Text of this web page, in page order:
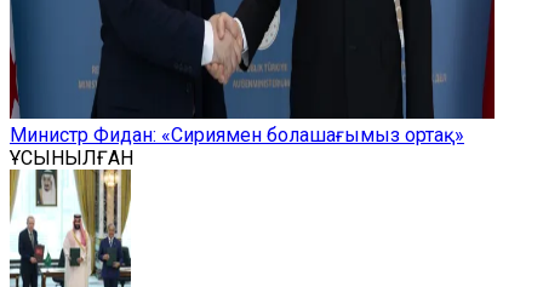
Министр Фидан: «Сириямен болашағымыз ортақ»
ҰСЫНЫЛҒАН